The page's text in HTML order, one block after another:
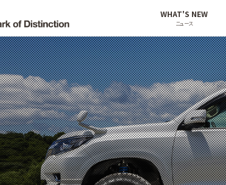
WHAT'S NEW
ニュース